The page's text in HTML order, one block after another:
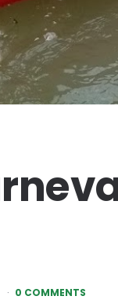
0 COMMENTS